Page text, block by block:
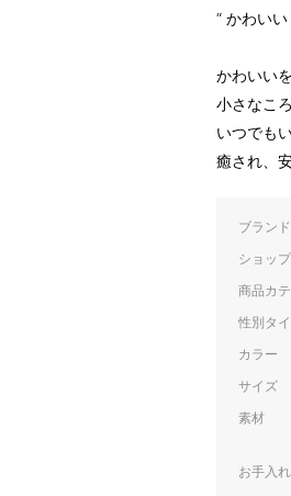
“ かわい
かわいい
小さなこ
いつでも
癒され、
ブランド
ショップ
商品カ
性別タ
カラー
サイズ
素材
お手入れ